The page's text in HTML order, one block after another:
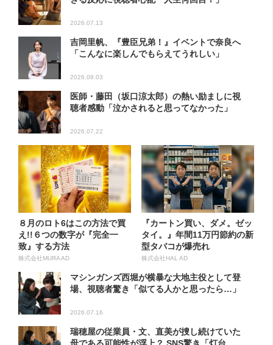
2026.07.13
吉岡里帆、『豊臣兄弟！』イベントで奈良へ
「こんなに楽しんでもらえてうれしい」
2026.08.03
医師・藤田（坂口涼太郎）の熱い励ましに視
聴者感動「泣かされると思ってなかった」
2026.07.22
８月のロト6はこの方法で買
え!!６つの数字が『完全一
致』する方法
株式会社MURA AD
『カートン買い、ダメ。ゼッ
タイ。』年間11万円節約の新
型タバコが爆売れ
株式会社HAL AD
マシンガンズ西堀が横暴な大地主役として登
場、視聴者驚き「似てる人かと思ったら…」
2026.07.16
瑞穂屋の従業員・文、直美が捜し続けていた